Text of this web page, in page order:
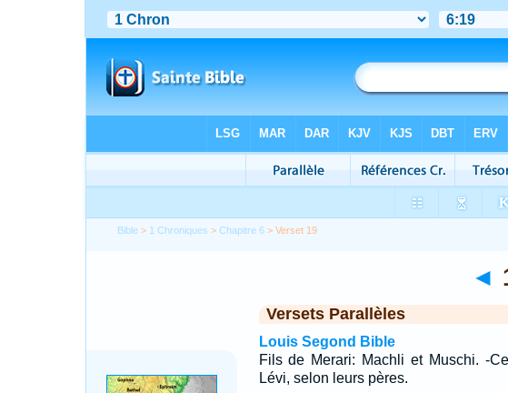
Bible > 1 Chroniques >Chapitre 6 > Verset 19
◄
Versets Parallèles
Louis Segond Bible
Fils de Merari: Machli et Muschi. -
Lévi, selon leurs pères.